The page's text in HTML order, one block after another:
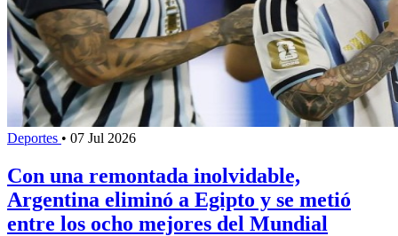
Deportes • 07 Jul 2026
Con una remontada inolvidable,
Argentina eliminó a Egipto y se metió
entre los ocho mejores del Mundial